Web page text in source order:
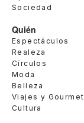
Sociedad
Quién
Espectáculos
Realeza
Círculos
Moda
Belleza
Viajes y Gourmet
Cultura